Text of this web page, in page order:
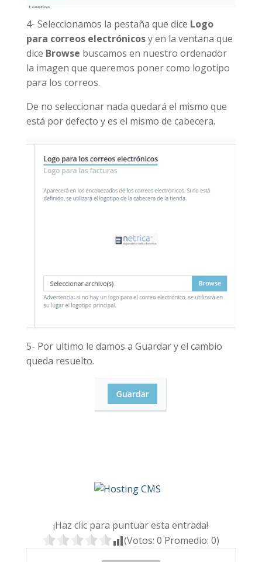
4- Seleccionamos la pestaña que dice Logo
para correos electrónicosy en la ventana que
dice Browse buscamos en nuestro ordenador
la imagen que queremos poner como logotipo
para los correos.
De no seleccionar nada quedará el mismo que
está por defecto y es el mismo de cabecera.
5- Por ultimo le damos a Guardar y el cambio
queda resuelto.
¡Haz clic para puntuar esta entrada!
(Votos:0 Promedio:0)